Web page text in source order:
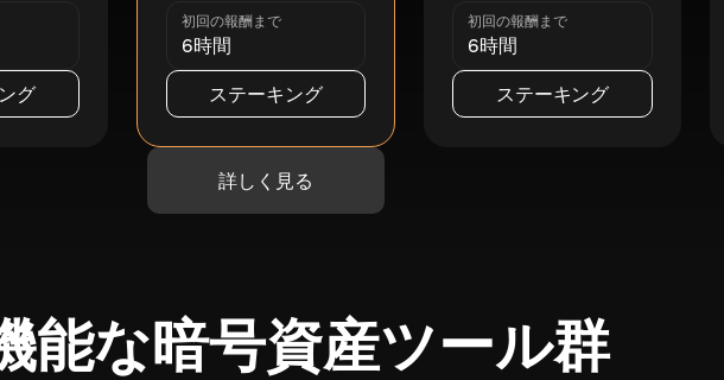
グ
初回の報酬まで
6時間
ステーキング
初回の報酬まで
6時間
ステーキング
詳しく見る
能な暗号資産ツール群